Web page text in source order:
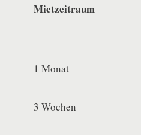
Mietzeitraum
1 Monat
3 Wochen